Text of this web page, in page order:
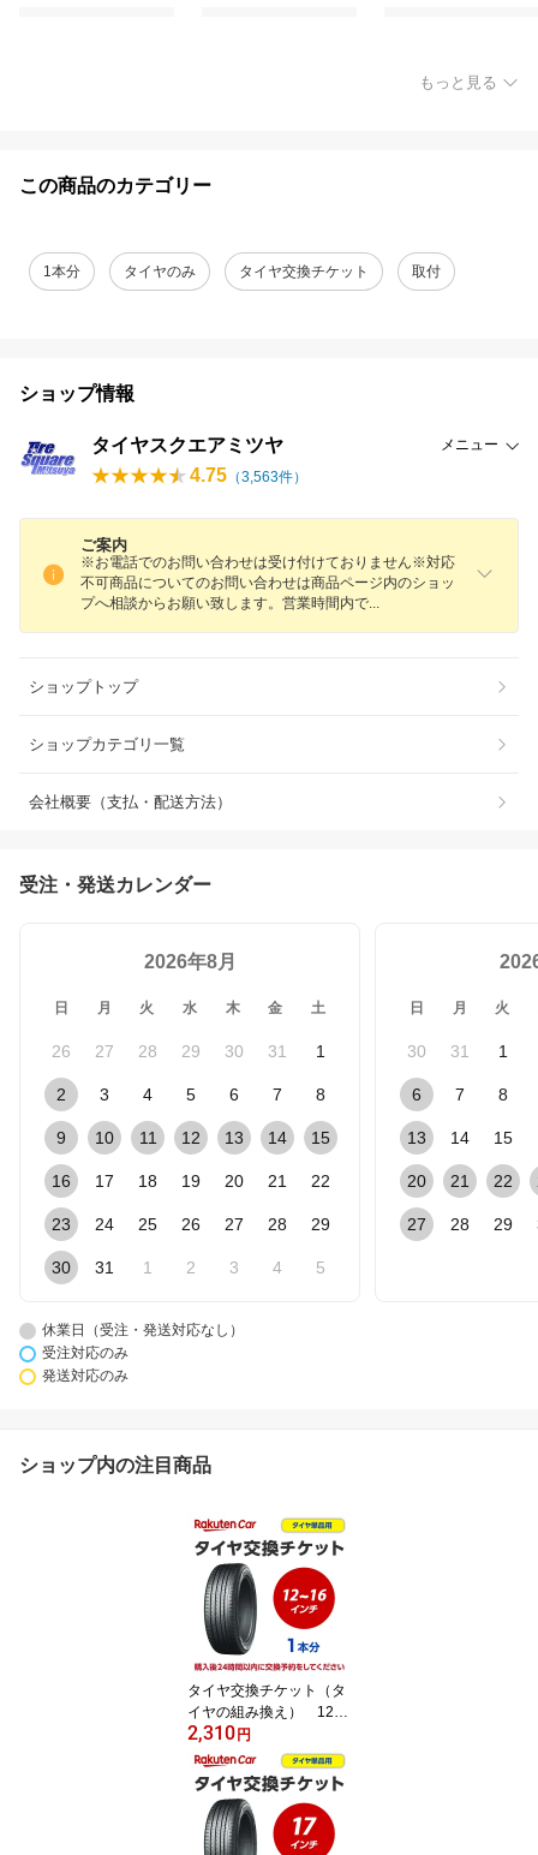
もっと見る
この商品のカテゴリー
1本分 タイヤのみ タイヤ交換チケット 取付
ショップ情報
タイヤスクエアミツヤ メニュー
4.75 （3,563件）
ご案内
※お電話でのお問い合わせは受け付けておりません※対応
不可商品についてのお問い合わせは商品ページ内のショッ
プへ相談からお願い致します。営業時間内で
ショップトップ
ショップカテゴリ一覧
会社概要（支払・配送方法）
受注・発送カレンダー
2026年8月
日 月 火 水 木 金 土
26 27 28 29 30 31 1
2 3 4 5 6 7 8
9 10 11 12 13 14 15
16 17 18 19 20 21 22
23 24 25 26 27 28 29
30 31 1 2 3 4 5
日 月 火
30 31 1
6 7 8
13 14 15
20 21 22
27 28 29
休業日（受注・発送対応なし）
受注対応のみ
発送対応のみ
ショップ内の注目商品
タイヤ交換チケット（タ
イヤの組み換え） 12イ
ンチ ～ 16インチ - 【1
本】 タイヤの脱着・バ
ランス調整込み【ゴムバ
ルブ交換・タイヤ廃棄
別】
2,310円